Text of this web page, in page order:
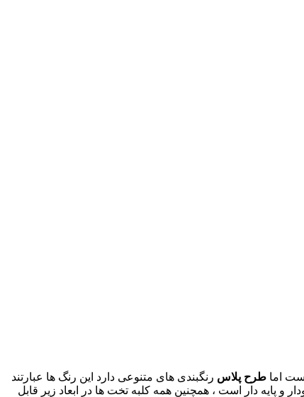
اما طرح پلاس رنگبندی های متنوعی دارد این رنگ ها عبارتند
دار است ، همچنین همه کلبه تخت ها در ابعاد زیر قابل